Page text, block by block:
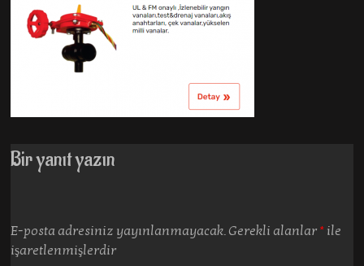
Bir yanıt yazın
E-posta adresiniz yayınlanmayacak. Gerekli alanlar * ile
işaretlenmişlerdir